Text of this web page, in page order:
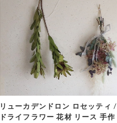
リューカデンドロン ロセッティ /
ドライフラワー 花材 リース 手作